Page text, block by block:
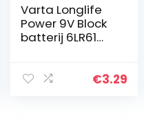
Varta Longlife
Power 9V Block
batterij 6LR61
Block Batterijen
€3.29